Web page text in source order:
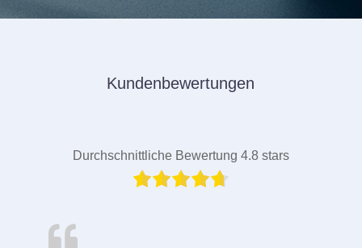
Kundenbewertungen
Durchschnittliche Bewertung 4.8 stars